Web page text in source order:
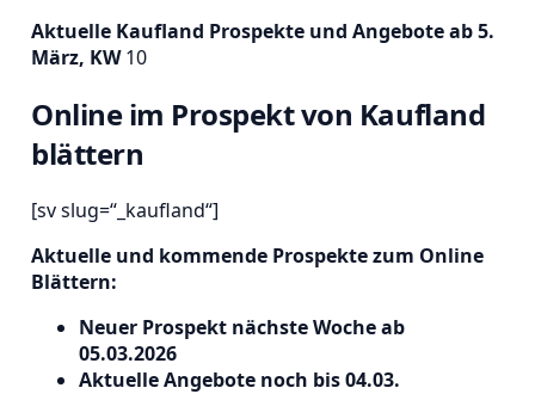
Aktuelle Kaufland Prospekte und Angebote ab 5.
März, KW10
Online im Prospekt von Kaufland
blättern
[sv slug=“_kaufland“]
Aktuelle und kommende Prospekte zum Online
Blättern:
Neuer Prospekt nächste Woche ab
05.03.2026
Aktuelle Angebote noch bis 04.03.